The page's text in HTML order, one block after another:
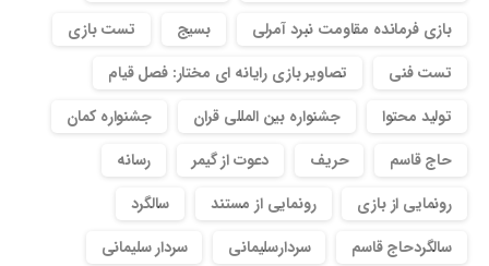
بازی فرمانده مقاومت نبرد آمرلی
بسیج
تست بازی
تست فنی
تصاویر بازی رایانه ای مختار: فصل قیام
تولید محتوا
جشنواره بین المللی قران
جشنواره کمان
حاج قاسم
حریف دعوت از گیمر
رسانه
رونمایی از بازی
رونمایی از مستند
سالگرد
سالگردحاج قاسم
سردارسلیمانی
سردار سلیمانی